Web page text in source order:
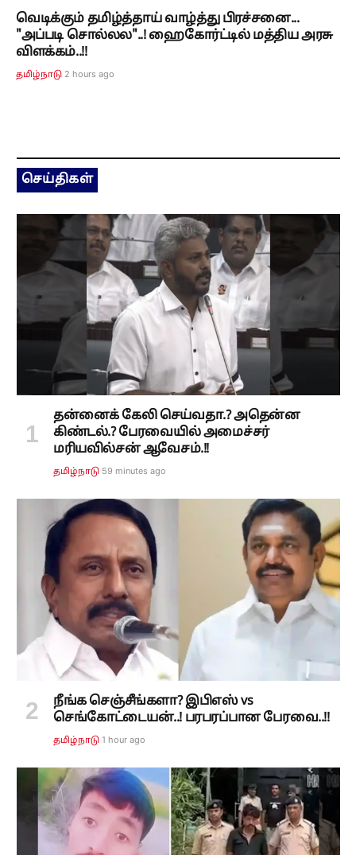
வெடிக்கும் தமிழ்த்தாய் வாழ்த்து பிரச்சனை...
"அப்படி சொல்லல"..! ஹைகோர்ட்டில் மத்திய அரசு
விளக்கம்..!!
தமிழ்நாடு 2 hours ago
செய்திகள்
தன்னைக் கேலி செய்வதா.? அதென்ன
கிண்டல்.? பேரவையில் அமைச்சர்
மரியவில்சன் ஆவேசம்.!!
தமிழ்நாடு 59 minutes ago
நீங்க செஞ்சீங்களா? இபிஎஸ் vs
செங்கோட்டையன்..! பரபரப்பான பேரவை..!!
தமிழ்நாடு 1 hour ago